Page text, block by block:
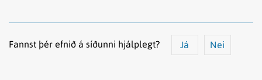
Fannst þér efnið á síðunni hjálplegt? Já Nei